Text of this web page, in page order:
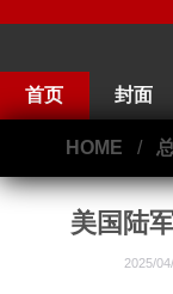
首页 封面
HOME /
美国陆
2025/